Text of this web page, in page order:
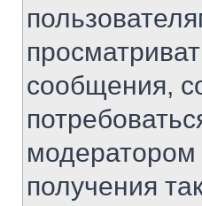
сообщения,
получения